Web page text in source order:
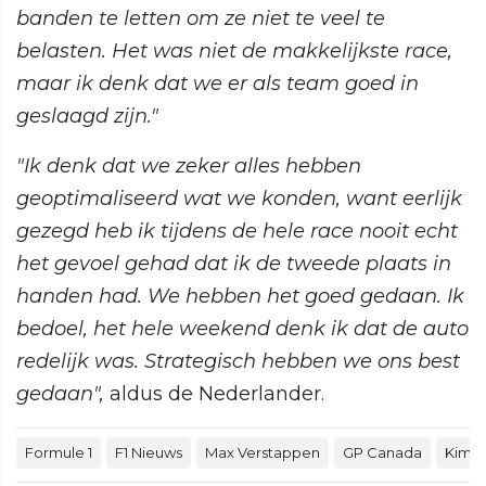
banden te letten om ze niet te veel te
belasten. Het was niet de makkelijkste race,
maar ik denk dat we er als team goed in
geslaagd zijn."
"Ik denk dat we zeker alles hebben
geoptimaliseerd wat we konden, want eerlijk
gezegd heb ik tijdens de hele race nooit echt
het gevoel gehad dat ik de tweede plaats in
handen had. We hebben het goed gedaan. Ik
bedoel, het hele weekend denk ik dat de auto
redelijk was. Strategisch hebben we ons best
gedaan", aldus de Nederlander.
Formule 1 F1 Nieuws Max Verstappen GP Canada Kimi